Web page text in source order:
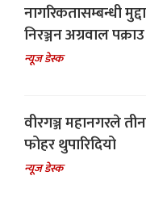
नागरिकतासम्बन्धी
निरञ्जन अग्रवाल पक्राउ
न्यूज डेस्क
वीरगञ्ज महानगरले
फोहर थुपारिदियो
न्यूज डेस्क